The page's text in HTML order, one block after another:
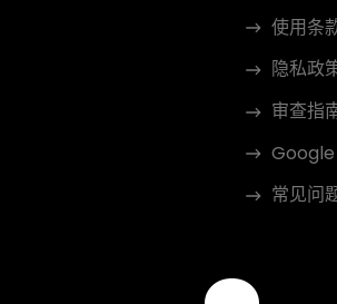
使用条
隐私政
审查指
Google
常见问